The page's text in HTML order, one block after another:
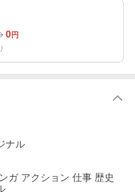
0円
ナル
ガ アクション 仕事 歴史